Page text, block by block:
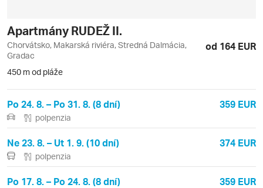
Apartmány RUDEŽ II.
Chorvátsko, Makarská riviéra, Stredná Dalmácia,
Gradac
od 164 EUR
450 m od pláže
Po 24. 8. – Po 31. 8. (8 dní) 359 EUR
polpenzia
Ne 23. 8. – Ut 1. 9. (10 dní) 374 EUR
polpenzia
Po 17. 8. – Po 24. 8. (8 dní) 359 EUR